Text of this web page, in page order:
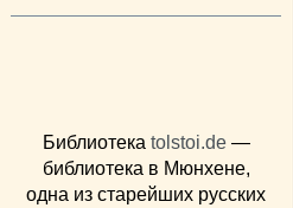
Библиотека tolstoi.de—
библиотека в Мюнхене,
одна из старейших русских